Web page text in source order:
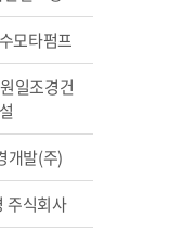
모타펌프
일조경건
설
개발(주)
주식회사